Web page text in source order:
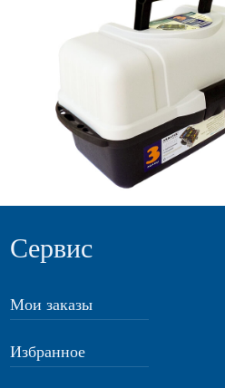
Сервис
Мои заказы
Избранное